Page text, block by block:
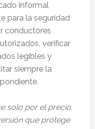
informal
para la seguridad
conductores
verificar
legibles y
siempre la
solo por el precio.
que protege